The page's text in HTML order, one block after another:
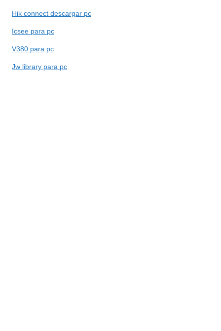
Hik connect descargar pc
Icsee para pc
V380 para pc
Jw library para pc